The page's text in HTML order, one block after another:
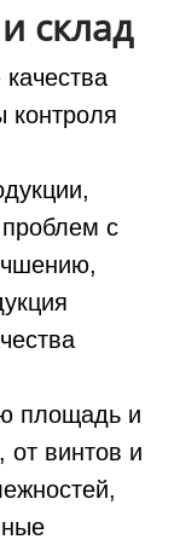
склад
контроля
с
площадь и
от винтов и